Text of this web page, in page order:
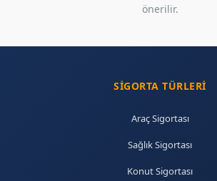
önerilir.
SIGORTA TÜRLERI
Araç Sigortası
Sağlık Sigortası
Konut Sigortası